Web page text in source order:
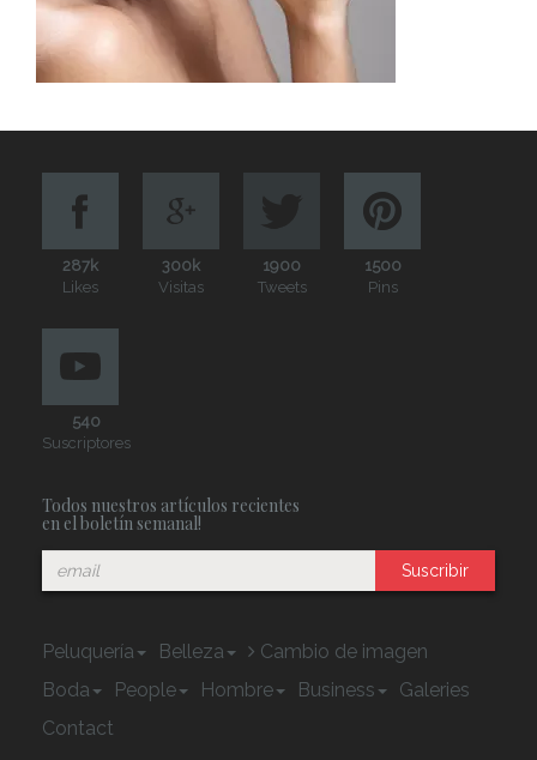
287k
Likes
300k
Visitas
1900
Tweets
1500
Pins
540
Suscriptores
Todos nuestros artículos recientes
en el boletín semanal!
Suscribir
Peluquería Belleza
Cambio de imagen
Boda
People Hombre Business
Galeries
Contact